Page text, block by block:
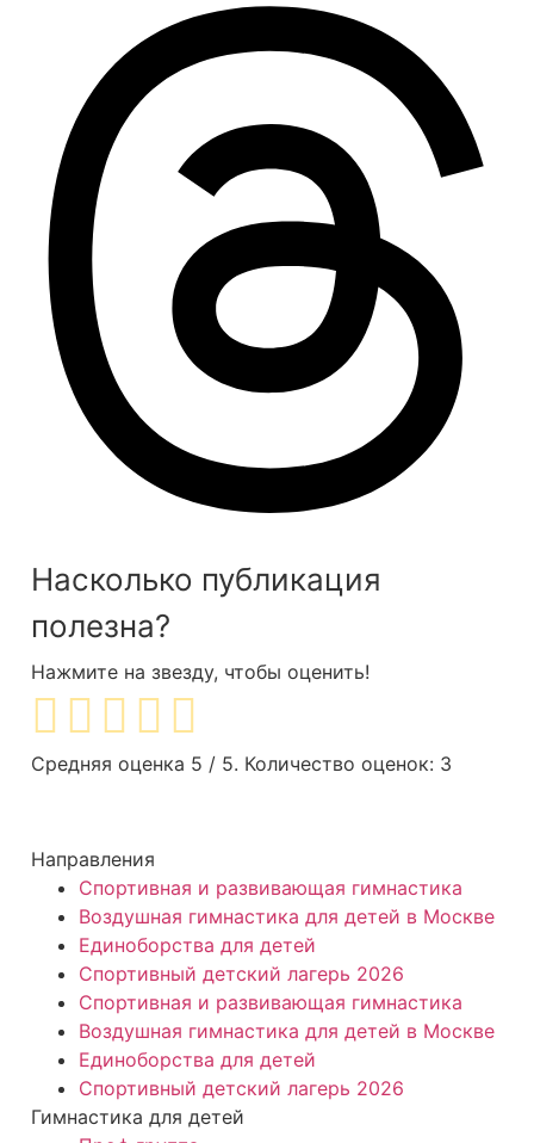
Насколько публикация
полезна?
Нажмите на звезду, чтобы оценить!
Средняя оценка 5 / 5. Количество оценок: 3
Направления
Спортивная и развивающая гимнастика
Воздушная гимнастика для детей в Москве
Единоборства для детей
Спортивный детский лагерь 2026
Спортивная и развивающая гимнастика
Воздушная гимнастика для детей в Москве
Единоборства для детей
Спортивный детский лагерь 2026
Гимнастика для детей